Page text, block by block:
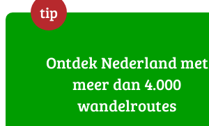
tip
Ontdek Nederland met
meer dan 4.000
wandelroutes